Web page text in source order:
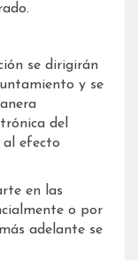
se dirigirán
y se
del
efecto
en las
o por
adelante se